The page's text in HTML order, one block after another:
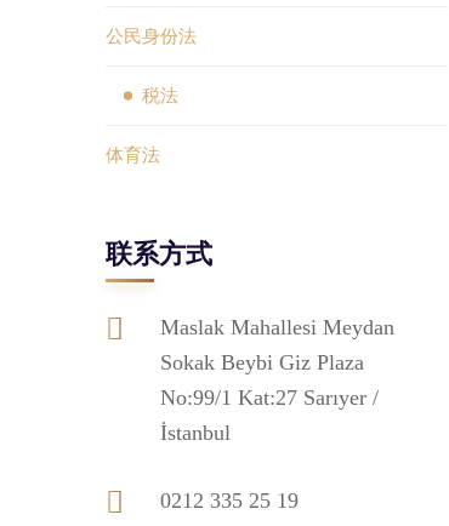
公民身份法
税法
体育法
联系方式
Maslak Mahallesi Meydan
Sokak Beybi Giz Plaza
No:99/1 Kat:27 Sarıyer /
İstanbul
0212 335 25 19